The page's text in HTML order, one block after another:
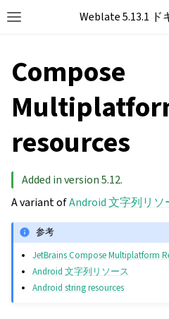
Toggle site navigation sidebar
Weblate 5.13.1 ド
Compose
resources
Added in version 5.12.
A variant ofAndroid 文字列リソ
参考
JetBrains Compose Multiplatform
Android 文字列リソース
Android string resources